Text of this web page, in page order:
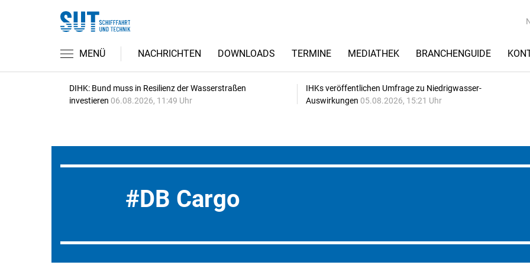
MENÜ NACHRICHTEN DOWNLOADS TERMINE MEDIATHEK BRANCHENGUIDE
DIHK: Bund muss in Resilienz der Wasserstraßen
investieren 06.08.2026, 11:49 Uhr
IHKs veröffentlichen Umfrage zu Niedrigwasser-
Auswirkungen 05.08.2026, 15:21 Uhr
DB Cargo